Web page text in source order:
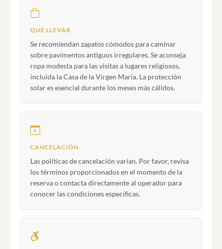
QUÉ LLEVAR
Se recomiendan zapatos cómodos para caminar
sobre pavimentos antiguos irregulares. Se aconseja
ropa modesta para las visitas a lugares religiosos,
incluida la Casa de la Virgen María. La protección
solar es esencial durante los meses más cálidos.
CANCELACIÓN
Las políticas de cancelación varían. Por favor, revisa
los términos proporcionados en el momento de la
reserva o contacta directamente al operador para
conocer las condiciones específicas.